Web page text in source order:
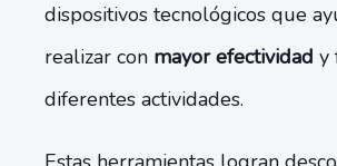
dispositivos tecnológicos que
realizar con mayor efectividad y
diferentes actividades.